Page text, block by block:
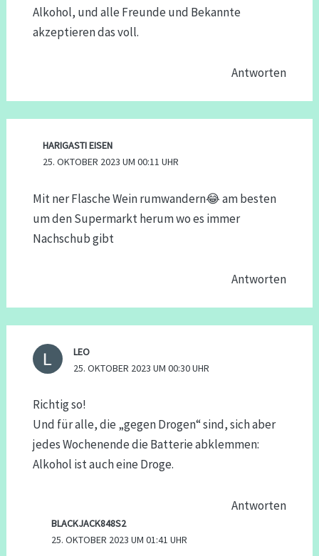
Alkohol, und alle Freunde und Bekannte
akzeptieren das voll.
Antworten
HARIGASTI EISEN
25. OKTOBER 2023 UM 00:11 UHR
Mit ner Flasche Wein rumwandern😂 am besten
um den Supermarkt herum wo es immer
Nachschub gibt
Antworten
LEO
25. OKTOBER 2023 UM 00:30 UHR
Richtig so!
Und für alle, die „gegen Drogen“ sind, sich aber
jedes Wochenende die Batterie abklemmen:
Alkohol ist auch eine Droge.
Antworten
BLACKJACK848S2
25. OKTOBER 2023 UM 01:41 UHR